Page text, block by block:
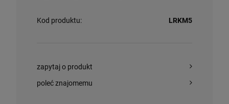
Kod produktu: LRKM5
zapytaj o produkt
poleć znajomemu